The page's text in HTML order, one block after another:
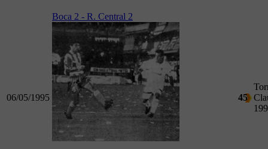
06/05/1995
Boca 2 - R. Central 2
45